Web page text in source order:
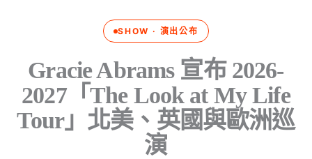
SHOW · 演出公布
Gracie Abrams 宣布 2026-
2027「The Look at My Life
Tour」北美、英國與歐洲巡
演